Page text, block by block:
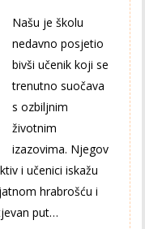
Našu je školu
nedavno posjetio
bivši učenik koji se
trenutno suočava
s ozbiljnim
životnim
izazovima. Njegov
i učenici iskažu
hrabrošću i
put…